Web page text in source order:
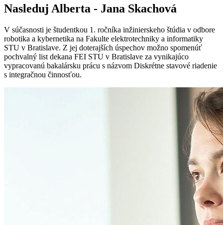
Nasleduj Alberta - Jana Skachová
V súčasnosti je študentkou 1. ročníka inžinierskeho štúdia v odbore
robotika a kybernetika na Fakulte elektrotechniky a informatiky
STU v Bratislave. Z jej doterajších úspechov možno spomenúť
pochvalný list dekana FEI STU v Bratislave za vynikajúco
vypracovanú bakalársku prácu s názvom Diskrétne stavové riadenie
s integračnou činnosťou.